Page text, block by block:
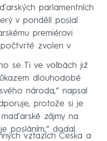
parlamentních
v pondělí poslal
premiérovi
zvolen v
se Ti ve volbách již
dlouhodobé
národa,“ napsal
protože si je
zájmy na
posláním,“ dodal.
vztazích Česka a